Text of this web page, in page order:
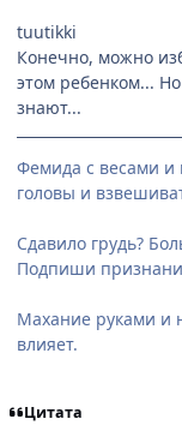
tuutikki
Конечно, можно
этом ребенком...
знают...
Фемида с весами и
головы и
Сдавило грудь?
Подпиши
Махание руками и
влияет.
Цитата